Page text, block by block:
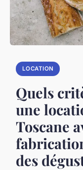
LOCATION
Quels
une
Toscane
des